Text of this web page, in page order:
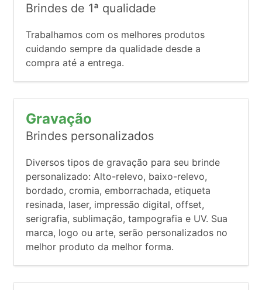
Brindes de 1ª qualidade
Trabalhamos com os melhores produtos
cuidando sempre da qualidade desde a
compra até a entrega.
Gravação
Brindes personalizados
Diversos tipos de gravação para seu brinde
personalizado: Alto-relevo, baixo-relevo,
bordado, cromia, emborrachada, etiqueta
resinada, laser, impressão digital, offset,
serigrafia, sublimação, tampografia e UV. Sua
marca, logo ou arte, serão personalizados no
melhor produto da melhor forma.